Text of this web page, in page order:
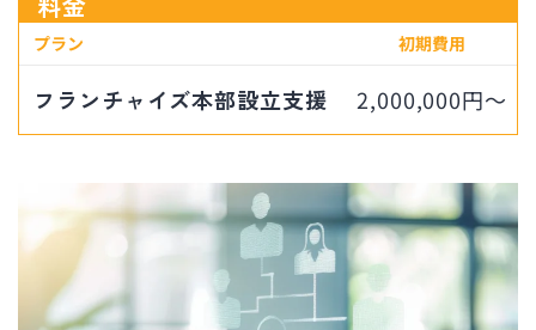
プラン 初期費用
フランチャイズ本部設立支援 2,000,000円～